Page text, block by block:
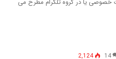
خصوصی یا در گروه تلگرام مطرح می
14
2,124